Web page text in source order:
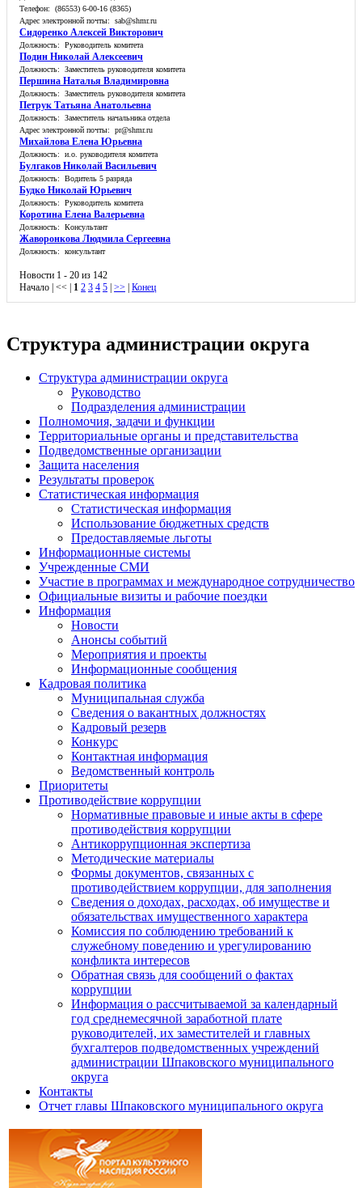
Телефон: (86553) 6-00-16 (8365)
Адрес электронной почты: sab@shmr.ru
Сидоренко Алексей Викторович
Должность: Руководитель комитета
Подин Николай Алексеевич
Должность: Заместитель руководителя комитета
Першина Наталья Владимировна
Должность: Заместитель руководителя комитета
Петрук Татьяна Анатольевна
Должность: Заместитель начальника отдела
Адрес электронной почты: pr@shmr.ru
Михайлова Елена Юрьевна
Должность: и.о. руководителя комитета
Булгаков Николай Васильевич
Должность: Водитель 5 разряда
Будко Николай Юрьевич
Должность: Руководитель комитета
Коротина Елена Валерьевна
Должность: Консультант
Жаворонкова Людмила Сергеевна
Должность: консультант
Новости 1 - 20 из 142
Начало | << | 1 2 3 4 5 | >> | Конец
Структура администрации округа
Структура администрации округа
Руководство
Подразделения администрации
Полномочия, задачи и функции
Территориальные органы и представительства
Подведомственные организации
Защита населения
Результаты проверок
Статистическая информация
Статистическая информация
Использование бюджетных средств
Предоставляемые льготы
Информационные системы
Учрежденные СМИ
Участие в программах и международное сотрудничество
Официальные визиты и рабочие поездки
Информация
Новости
Анонсы событий
Мероприятия и проекты
Информационные сообщения
Кадровая политика
Муниципальная служба
Сведения о вакантных должностях
Кадровый резерв
Конкурс
Контактная информация
Ведомственный контроль
Приоритеты
Противодействие коррупции
Нормативные правовые и иные акты в сфере
противодействия коррупции
Антикоррупционная экспертиза
Методические материалы
Формы документов, связанных с
противодействием коррупции, для заполнения
Сведения о доходах, расходах, об имуществе и
обязательствах имущественного характера
Комиссия по соблюдению требований к
служебному поведению и урегулированию
конфликта интересов
Обратная связь для сообщений о фактах
коррупции
Информация о рассчитываемой за календарный
год среднемесячной заработной плате
руководителей, их заместителей и главных
бухгалтеров подведомственных учреждений
администрации Шпаковского муниципального
округа
Контакты
Отчет главы Шпаковского муниципального округа